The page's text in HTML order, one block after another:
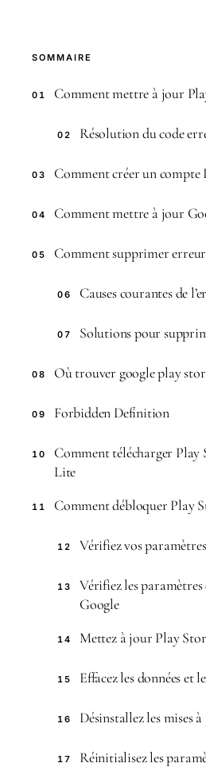
SOMMAIRE
01 Comment mettre à jour
02 Résolution du code
03 Comment créer un compte
04 Comment mettre à jour
05 Comment supprimer
06 Causes courantes de
07 Solutions pour
08 Où trouver google play
09 Forbidden Definition
10
Comment télécharger Play
Lite
11 Comment débloquer Play
12 Vérifiez vos
13
Vérifiez les
Google
14 Mettez à jour Play
15 Effacez les données et
16 Désinstallez les mises
17 Réinitialisez les